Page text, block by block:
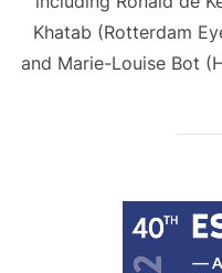
Khatab (Rotterdam
and Marie-Louise Bot